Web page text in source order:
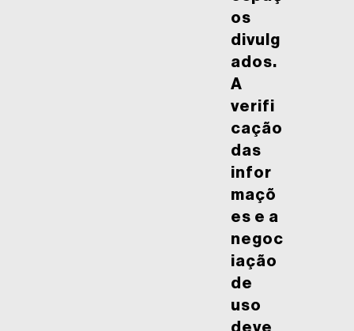
os
divulg
ados.
A
verifi
cação
das
infor
maçõ
es e a
negoc
iação
de
uso